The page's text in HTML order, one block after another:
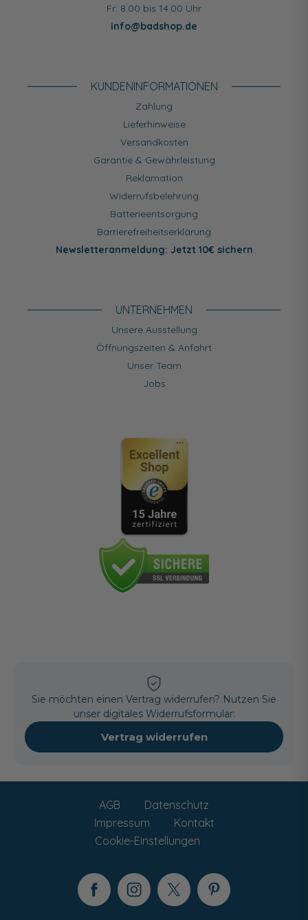
Fr: 8.00 bis 14.00 Uhr
info@badshop.de
KUNDEN­INFORMATIONEN
Zahlung
Lieferhinweise
Versandkosten
Garantie & Gewährleistung
Reklamation
Widerrufsbelehrung
Batterieentsorgung
Barrierefreiheitserklärung
Newsletteranmeldung: Jetzt 10€ sichern
UNTERNEHMEN
Unsere Ausstellung
Öffnungszeiten & Anfahrt
Unser Team
Jobs
Sie möchten einen Vertrag widerrufen? Nutzen Sie
unser digitales Widerrufsformular:
Vertrag widerrufen
AGB
Datenschutz
Impressum
Kontakt
Cookie-Einstellungen